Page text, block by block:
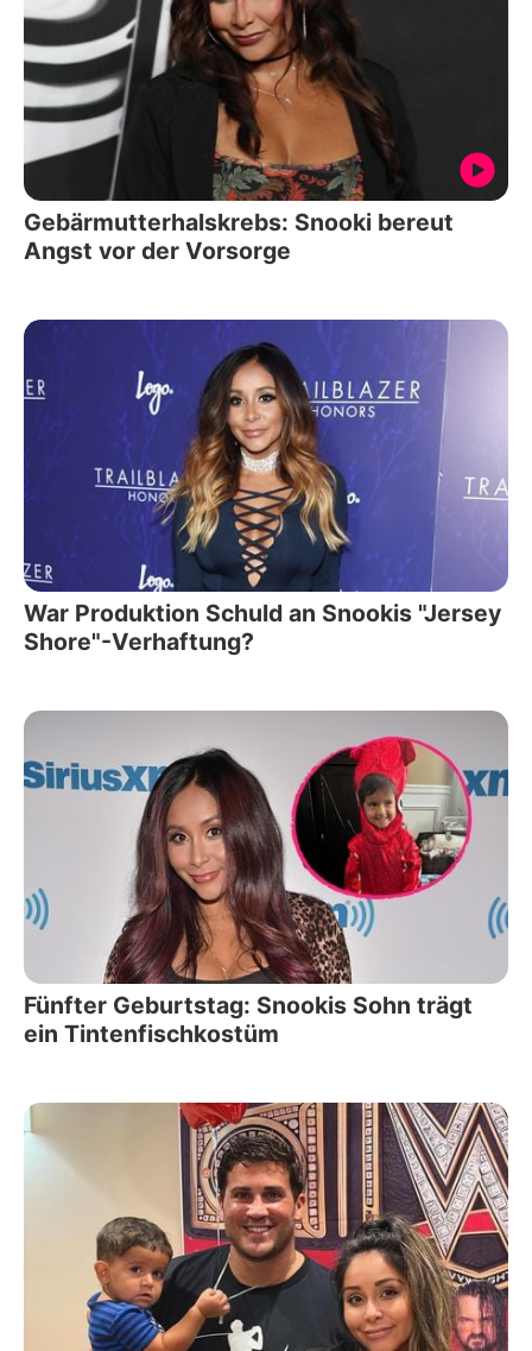
Gebärmutterhalskrebs: Snooki bereut
Angst vor der Vorsorge
War Produktion Schuld an Snookis "Jersey
Shore"-Verhaftung?
Fünfter Geburtstag: Snookis Sohn trägt
ein Tintenfischkostüm